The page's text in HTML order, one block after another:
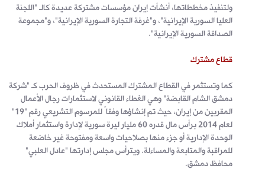
ولتنفيذ مخططاتها، أنشأت إيران مؤسسات مشتركة عديدة كالـ "اللجنة
العليا السورية الإيرانية"، و"غرفة التجارة السورية الإيرانية"، و"مجموعة
الصداقة السورية الإيرانية".
قطاع مشترك
كما وتستثمر في القطاع المشترك المستحدث في ظروف الحرب كـ "شركة
دمشق الشام القابضة" وهي الغطاء القانوني لاستثمارات رجال الأعمال
المقربين من إيران، حيث تم إنشاؤها وفقاً للمرسوم التشريعي رقم "19"
لعام 2014 برأس مال قدره 60 مليار ليرة سورية لإدارة واستثمار أملاك
الوحدة الإدارية أو جزء منها بصلاحيات واسعة ومفتوحة غير خاضعة
للمراقبة والمتابعة والمساءلة. ويترأس مجلس إدارتها "عادل العلبي"
محافظ دمشق.